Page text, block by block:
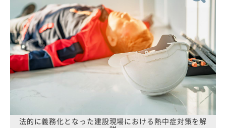
法的に義務化となった建設現場における熱中症対策を解